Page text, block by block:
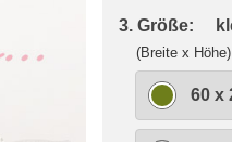
3. Größe:
(Breite x Höhe)
60 x